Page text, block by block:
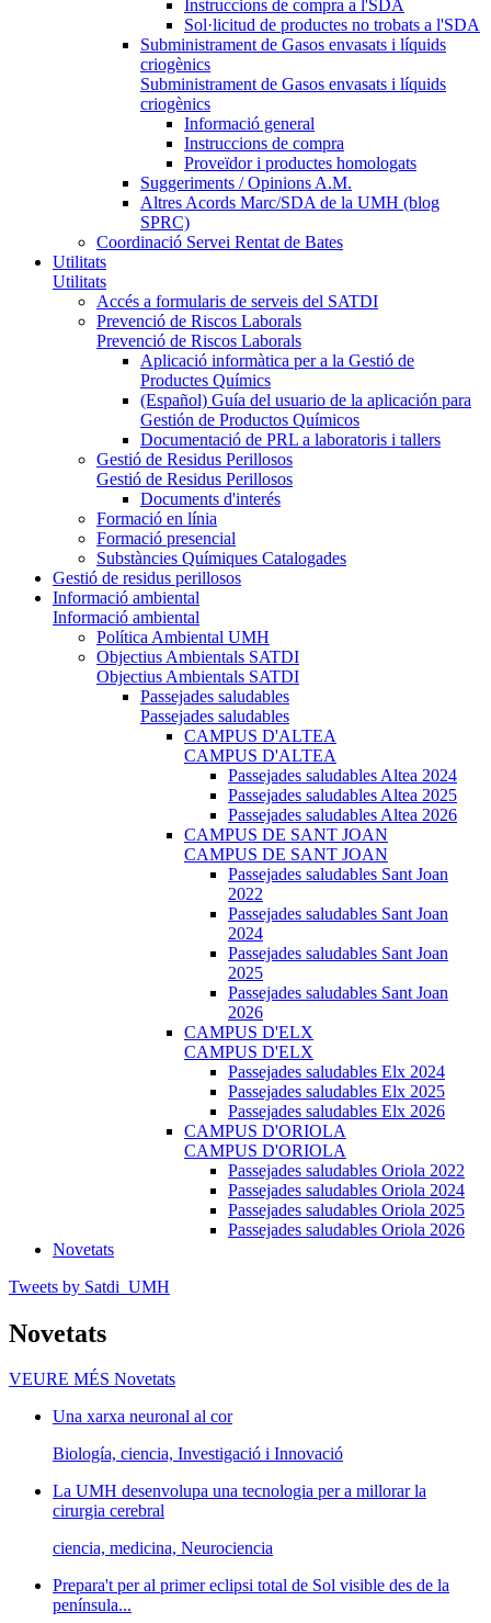
Instruccions de compra a l'SDA
Sol·licitud de productes no trobats a l'SDA
Subministrament de Gasos envasats i líquids
criogènics
Subministrament de Gasos envasats i líquids
criogènics
Informació general
Instruccions de compra
Proveïdor i productes homologats
Suggeriments / Opinions A.M.
Altres Acords Marc/SDA de la UMH (blog
SPRC)
Coordinació Servei Rentat de Bates
Utilitats
Utilitats
Accés a formularis de serveis del SATDI
Prevenció de Riscos Laborals
Prevenció de Riscos Laborals
Aplicació informàtica per a la Gestió de
Productes Químics
(Español) Guía del usuario de la aplicación para
Gestión de Productos Químicos
Documentació de PRL a laboratoris i tallers
Gestió de Residus Perillosos
Gestió de Residus Perillosos
Documents d'interés
Formació en línia
Formació presencial
Substàncies Químiques Catalogades
Gestió de residus perillosos
Informació ambiental
Informació ambiental
Política Ambiental UMH
Objectius Ambientals SATDI
Objectius Ambientals SATDI
Passejades saludables
Passejades saludables
CAMPUS D'ALTEA
CAMPUS D'ALTEA
Passejades saludables Altea 2024
Passejades saludables Altea 2025
Passejades saludables Altea 2026
CAMPUS DE SANT JOAN
CAMPUS DE SANT JOAN
Passejades saludables Sant Joan
2022
Passejades saludables Sant Joan
2024
Passejades saludables Sant Joan
2025
Passejades saludables Sant Joan
2026
CAMPUS D'ELX
CAMPUS D'ELX
Passejades saludables Elx 2024
Passejades saludables Elx 2025
Passejades saludables Elx 2026
CAMPUS D'ORIOLA
CAMPUS D'ORIOLA
Passejades saludables Oriola 2022
Passejades saludables Oriola 2024
Passejades saludables Oriola 2025
Passejades saludables Oriola 2026
Novetats
Tweets by Satdi_UMH
Novetats
VEURE MÉS Novetats
Una xarxa neuronal al cor
Biología, ciencia, Investigació i Innovació
La UMH desenvolupa una tecnologia per a millorar la
cirurgia cerebral
ciencia, medicina, Neurociencia
Prepara't per al primer eclipsi total de Sol visible des de la
península...